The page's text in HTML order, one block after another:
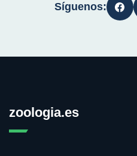
Síguenos:
zoologia.es